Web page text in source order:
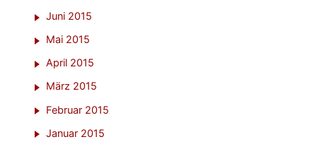
Juni 2015
Mai 2015
April 2015
März 2015
Februar 2015
Januar 2015